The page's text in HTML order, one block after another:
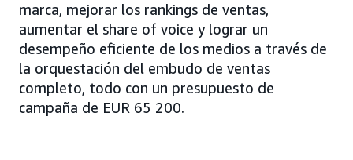
marca, mejorar los rankings de ventas,
aumentar el share of voice y lograr un
desempeño eficiente de los medios a través de
la orquestación del embudo de ventas
completo, todo con un presupuesto de
campaña de EUR 65 200.